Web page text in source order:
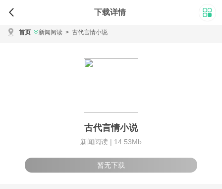
下载详情
首页 新闻阅读 > 古代言情小说
古代言情小说
新闻阅读 | 14.53Mb
暂无下载